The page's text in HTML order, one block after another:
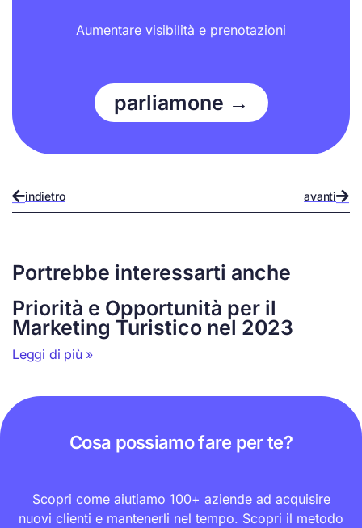
Aumentare visibilità e prenotazioni
parliamone →
indietro avanti
Portrebbe interessarti anche
Priorità e Opportunità per il
Marketing Turistico nel 2023
Leggi di più »
Cosa possiamo fare per te?
Scopri come aiutiamo 100+ aziende ad acquisire
nuovi clienti e mantenerli nel tempo. Scopri il metodo